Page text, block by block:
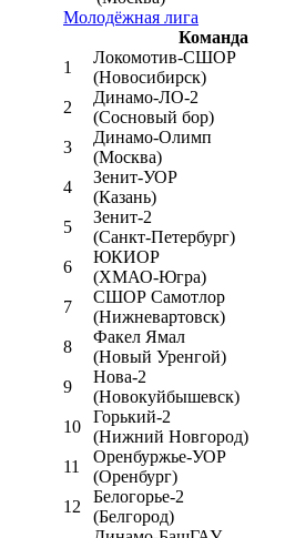
Молодёжная лига
Команда
1
Локомотив-CШОР
(Новосибирск)
2
Динамо-ЛО-2
(Сосновый бор)
3
Динамо-Олимп
(Москва)
4
Зенит-УОР
(Казань)
5
Зенит-2
(Санкт-Петербург)
6
ЮКИОР
(ХМАО-Югра)
7
СШОР Самотлор
(Нижневартовск)
8
Факел Ямал
(Новый Уренгой)
9
Нова-2
(Новокуйбышевск)
10
Горький-2
(Нижний Новгород)
11
Оренбуржье-УОР
(Оренбург)
12
Белогорье-2
(Белгород)